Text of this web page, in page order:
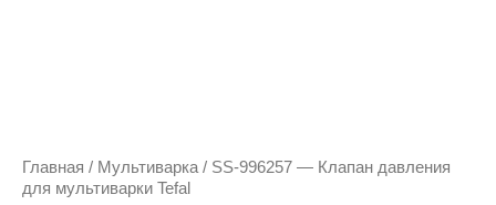
Главная / Мультиварка / SS-996257 — Клапан давления
для мультиварки Tefal